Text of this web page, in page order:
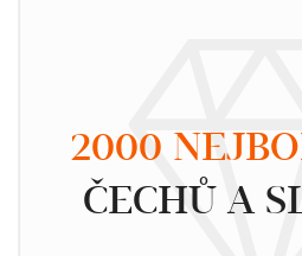
2000
ČECHŮ A